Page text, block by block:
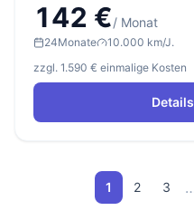
142 €/ Monat
24Monate
10.000 km/J.
zzgl. 1.590 € einmalige Kosten
1 2 3